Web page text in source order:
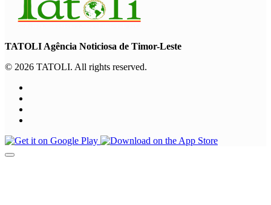
TATOLI Agência Noticiosa de Timor-Leste
© 2026 TATOLI. All rights reserved.